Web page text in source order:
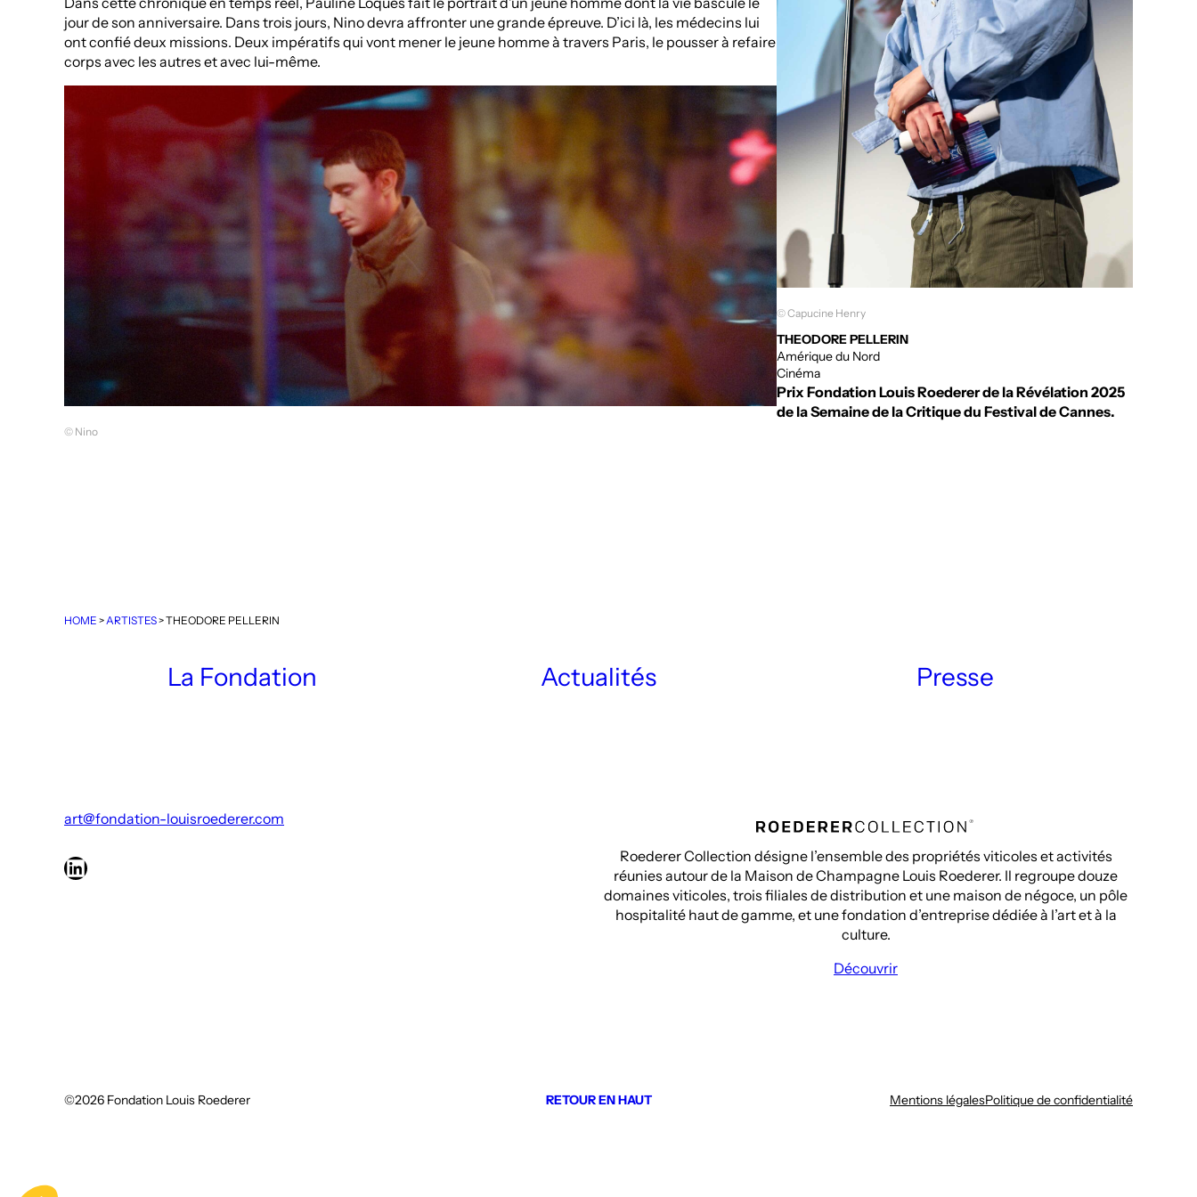
jour de son anniversaire. Dans trois jours, Nino devra affronter une grande épreuve. D’ici là, les médecins lui
ont confié deux missions. Deux impératifs qui vont mener le jeune homme à travers Paris, le pousser à refaire
corps avec les autres et avec lui-même.
© Nino
© Capucine Henry
THEODORE PELLERIN
Amérique du Nord
Cinéma
Prix Fondation Louis Roederer de la Révélation 2025
de la Semaine de la Critique du Festival de Cannes.
HOME > ARTISTES>THEODORE PELLERIN
La Fondation Actualités Presse
art@fondation-louisroederer.com
LinkedIn
Roederer Collection désigne l’ensemble des propriétés viticoles et activités
réunies autour de la Maison de Champagne Louis Roederer. Il regroupe douze
domaines viticoles, trois filiales de distribution et une maison de négoce, un pôle
hospitalité haut de gamme, et une fondation d’entreprise dédiée à l’art et à la
culture.
Découvrir
©2026 Fondation Louis Roederer RETOUR EN HAUT Mentions légalesPolitique de confidentialité